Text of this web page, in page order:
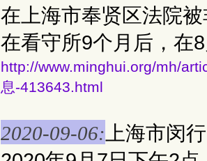
在上海市奉贤区法院
在看守所9个月后，在
http://www.minghui.org/mh/
息-413643.html
2020-09-06: 上海市闵